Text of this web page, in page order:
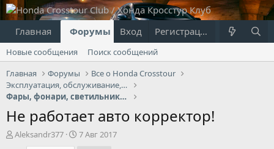
Главная Форумы Что нового?
Вход Регистрация
Новые сообщения
Поиск сообщений
Главная
Форумы
Все о Honda Crosstour
Эксплуатация, обслуживание, ремонт
Фары, фонари, светильники, лампочки
Не работает авто корректор!
А
Aleksandr377
Д
7 Авг 2017